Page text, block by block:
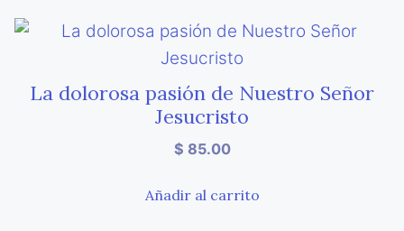
La dolorosa pasión de Nuestro Señor
Jesucristo
$ 85.00
Añadir al carrito